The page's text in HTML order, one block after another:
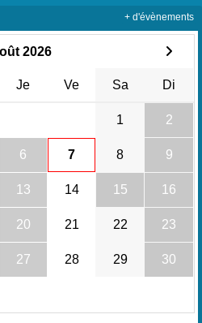
2026
Je Ve Sa Di
1 2
6 7 8 9
13 14 15 16
20 21 22 23
27 28 29 30
+ d'évènements